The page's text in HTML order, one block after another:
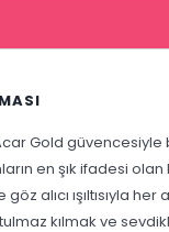
Gold güvencesiyle
en şık ifadesi
alıcı ışıltısıyla
kılmak ve